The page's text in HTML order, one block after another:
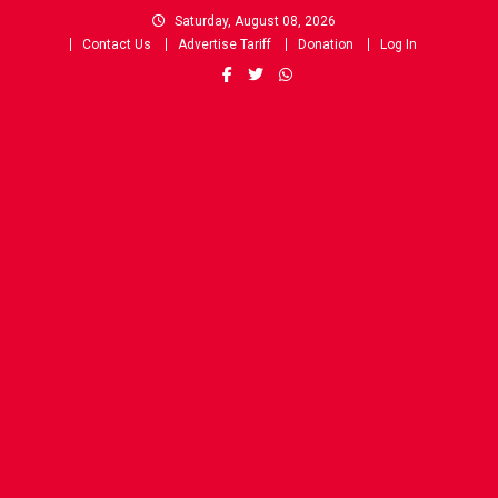
Saturday, August 08, 2026
Contact Us
Advertise Tariff Donation Log In